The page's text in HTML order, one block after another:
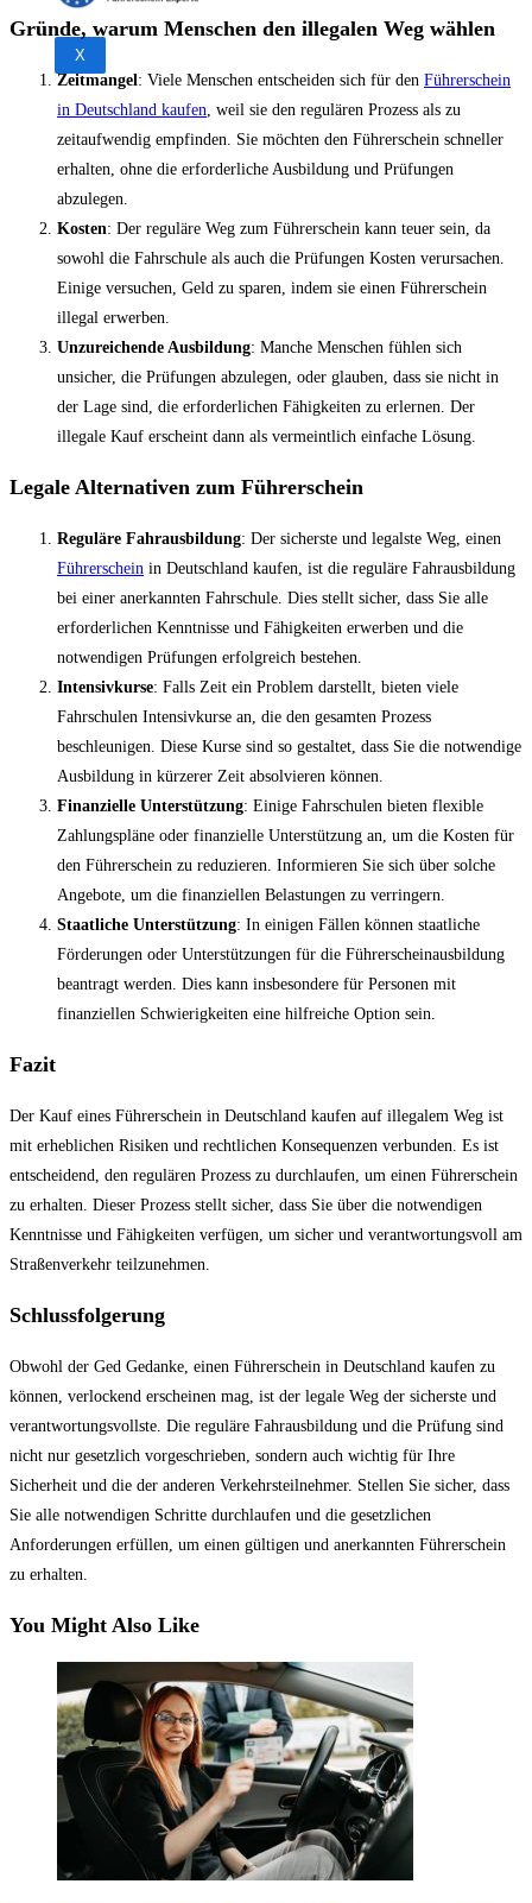
X
Gründe, warum Menschen den illegalen Weg wählen
Zeitmangel: Viele Menschen entscheiden sich für den Führerschein
in Deutschland kaufen, weil sie den regulären Prozess als zu
zeitaufwendig empfinden. Sie möchten den Führerschein schneller
erhalten, ohne die erforderliche Ausbildung und Prüfungen
abzulegen.
Kosten: Der reguläre Weg zum Führerschein kann teuer sein, da
sowohl die Fahrschule als auch die Prüfungen Kosten verursachen.
Einige versuchen, Geld zu sparen, indem sie einen Führerschein
illegal erwerben.
Unzureichende Ausbildung: Manche Menschen fühlen sich
unsicher, die Prüfungen abzulegen, oder glauben, dass sie nicht in
der Lage sind, die erforderlichen Fähigkeiten zu erlernen. Der
illegale Kauf erscheint dann als vermeintlich einfache Lösung.
Legale Alternativen zum Führerschein
Reguläre Fahrausbildung: Der sicherste und legalste Weg, einen
Führerschein in Deutschland kaufen, ist die reguläre Fahrausbildung
bei einer anerkannten Fahrschule. Dies stellt sicher, dass Sie alle
erforderlichen Kenntnisse und Fähigkeiten erwerben und die
notwendigen Prüfungen erfolgreich bestehen.
Intensivkurse: Falls Zeit ein Problem darstellt, bieten viele
Fahrschulen Intensivkurse an, die den gesamten Prozess
beschleunigen. Diese Kurse sind so gestaltet, dass Sie die notwendige
Ausbildung in kürzerer Zeit absolvieren können.
Finanzielle Unterstützung: Einige Fahrschulen bieten flexible
Zahlungspläne oder finanzielle Unterstützung an, um die Kosten für
den Führerschein zu reduzieren. Informieren Sie sich über solche
Angebote, um die finanziellen Belastungen zu verringern.
Staatliche Unterstützung: In einigen Fällen können staatliche
Förderungen oder Unterstützungen für die Führerscheinausbildung
beantragt werden. Dies kann insbesondere für Personen mit
finanziellen Schwierigkeiten eine hilfreiche Option sein.
Fazit
Der Kauf eines Führerschein in Deutschland kaufen auf illegalem Weg ist
mit erheblichen Risiken und rechtlichen Konsequenzen verbunden. Es ist
entscheidend, den regulären Prozess zu durchlaufen, um einen Führerschein
zu erhalten. Dieser Prozess stellt sicher, dass Sie über die notwendigen
Kenntnisse und Fähigkeiten verfügen, um sicher und verantwortungsvoll am
Straßenverkehr teilzunehmen.
Schlussfolgerung
Obwohl der Ged Gedanke, einen Führerschein in Deutschland kaufen zu
können, verlockend erscheinen mag, ist der legale Weg der sicherste und
verantwortungsvollste. Die reguläre Fahrausbildung und die Prüfung sind
nicht nur gesetzlich vorgeschrieben, sondern auch wichtig für Ihre
Sicherheit und die der anderen Verkehrsteilnehmer. Stellen Sie sicher, dass
Sie alle notwendigen Schritte durchlaufen und die gesetzlichen
Anforderungen erfüllen, um einen gültigen und anerkannten Führerschein
zu erhalten.
You Might Also Like